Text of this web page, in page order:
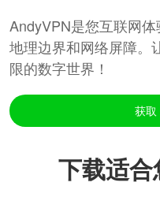
AndyVPN是您互联网
地理边界和网络屏障。
限的数字世界！
获取
下载适